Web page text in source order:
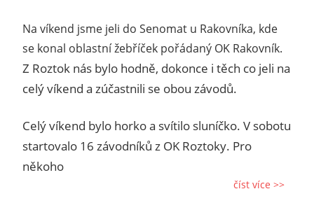
Na víkend jsme jeli do Senomat u Rakovníka, kde
se konal oblastní žebříček pořádaný OK Rakovník.
Z Roztok nás bylo hodně, dokonce i těch co jeli na
celý víkend a zúčastnili se obou závodů.
Celý víkend bylo horko a svítilo sluníčko. V sobotu
startovalo 16 závodníků z OK Roztoky. Pro
někoho
číst více >>